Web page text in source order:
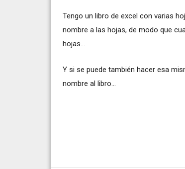
Tengo un libro de excel con varias
nombre a las hojas, de modo que
hojas...
Y si se puede también hacer esa
nombre al libro...